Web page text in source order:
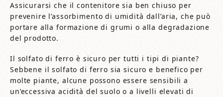
Assicurarsi che il contenitore sia ben chiuso per
prevenire l’assorbimento di umidità dall’aria, che può
portare alla formazione di grumi o alla degradazione
del prodotto.
Il solfato di ferro è sicuro per tutti i tipi di piante?
Sebbene il solfato di ferro sia sicuro e benefico per
molte piante, alcune possono essere sensibili a
un’eccessiva acidità del suolo o a livelli elevati di